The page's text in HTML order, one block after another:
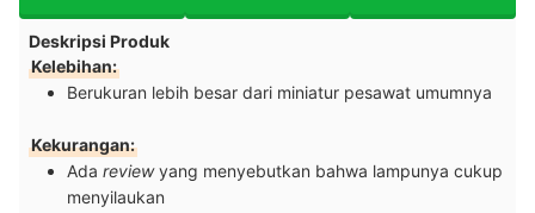
Deskripsi Produk
Kelebihan:
Berukuran lebih besar dari miniatur pesawat umumnya
Kekurangan:
Ada reviewyang menyebutkan bahwa lampunya cukup
menyilaukan